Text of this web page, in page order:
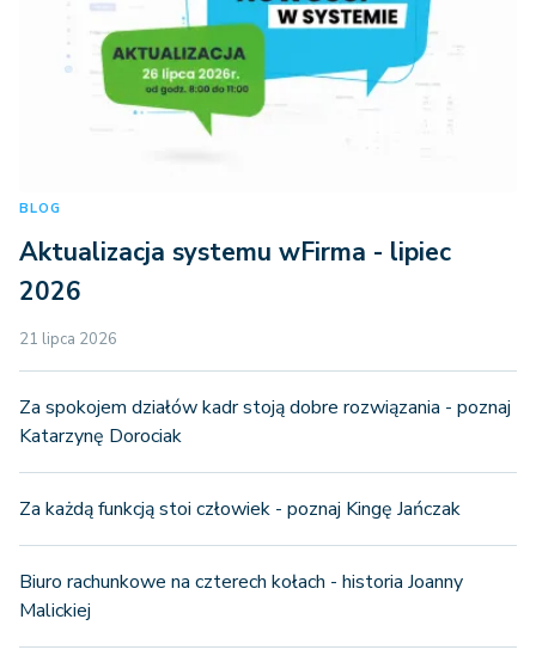
BLOG
Aktualizacja systemu wFirma - lipiec
2026
21 lipca 2026
Za spokojem działów kadr stoją dobre rozwiązania - poznaj
Katarzynę Dorociak
Za każdą funkcją stoi człowiek - poznaj Kingę Jańczak
Biuro rachunkowe na czterech kołach - historia Joanny
Malickiej